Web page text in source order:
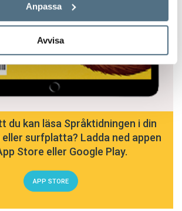
Anpassa
Avvisa
du kan läsa Språktidningen i din
surfplatta? Ladda ned appen
Store eller Google Play.
APP STORE